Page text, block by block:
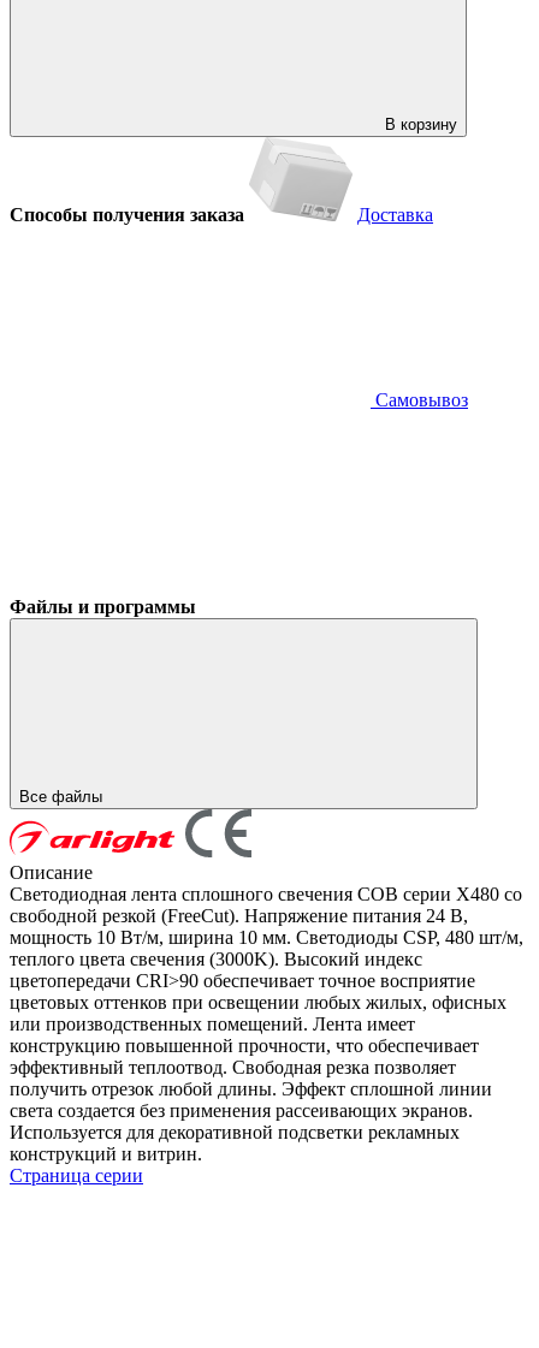
В корзину
Способы получения заказа Доставка
Самовывоз
Файлы и программы
Все файлы
Описание
Светодиодная лента сплошного свечения COB серии X480 со
свободной резкой (FreeCut). Напряжение питания 24 В,
мощность 10 Вт/м, ширина 10 мм. Светодиоды CSP, 480 шт/м,
теплого цвета свечения (3000K). Высокий индекс
цветопередачи CRI>90 обеспечивает точное восприятие
цветовых оттенков при освещении любых жилых, офисных
или производственных помещений. Лента имеет
конструкцию повышенной прочности, что обеспечивает
эффективный теплоотвод. Свободная резка позволяет
получить отрезок любой длины. Эффект сплошной линии
света создается без применения рассеивающих экранов.
Используется для декоративной подсветки рекламных
конструкций и витрин.
Страница серии